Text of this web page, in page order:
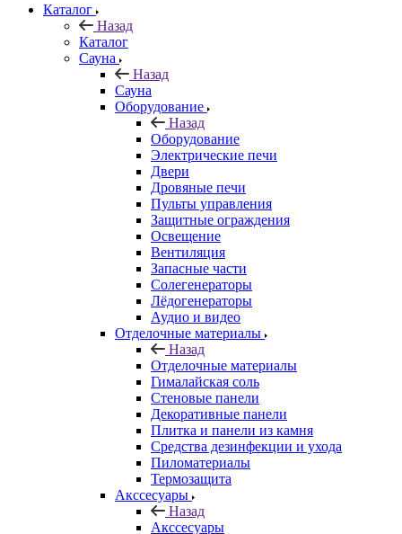
Каталог
Назад
Каталог
Сауна
Назад
Сауна
Оборудование
Назад
Оборудование
Электрические печи
Двери
Дровяные печи
Пульты управления
Защитные ограждения
Освещение
Вентиляция
Запасные части
Солегенераторы
Лёдогенераторы
Аудио и видео
Отделочные материалы
Назад
Отделочные материалы
Гималайская соль
Стеновые панели
Декоративные панели
Плитка и панели из камня
Средства дезинфекции и ухода
Пиломатериалы
Термозащита
Аксcесуары
Назад
Аксcесуары